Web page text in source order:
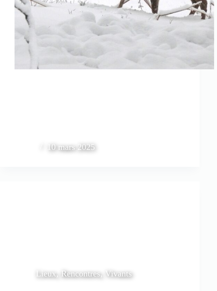
10 mars 2025
Lieux, Rencontres, Vivants